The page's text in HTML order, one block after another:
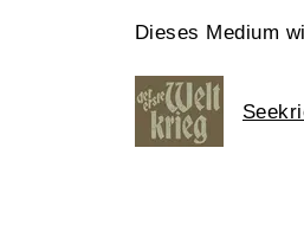
Dieses Medium